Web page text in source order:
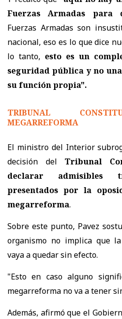
Fuerzas Armadas para
Fuerzas Armadas son
nacional, eso es lo que dice
lo tanto, esto es un
seguridad pública y no
su función propia".
TRIBUNAL
MEGARREFORMA
El ministro del Interior
decisión del Tribunal
declarar admisibles
presentados por la
megarreforma.
Sobre este punto, Pavez
organismo no implica que
vaya a quedar sin efecto.
"Esto en caso alguno
megarreforma no va a tener
Además, afirmó que el